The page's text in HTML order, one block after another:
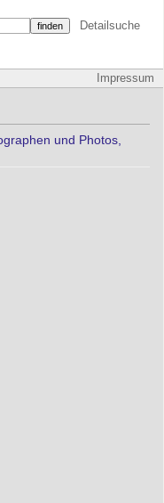
Detailsuche
Impressum
und Photos,